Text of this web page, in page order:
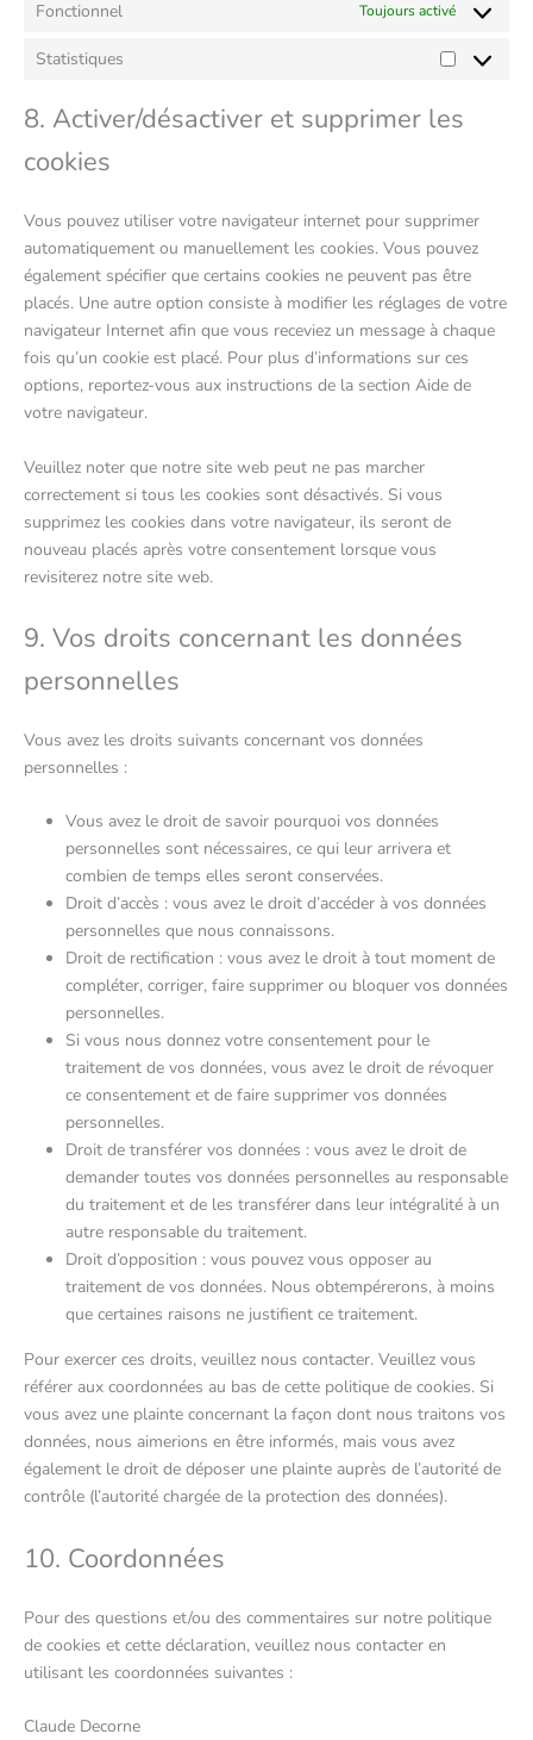
Fonctionnel Toujours activé
Statistiques
8. Activer/désactiver et supprimer les
cookies
Vous pouvez utiliser votre navigateur internet pour supprimer
automatiquement ou manuellement les cookies. Vous pouvez
également spécifier que certains cookies ne peuvent pas être
placés. Une autre option consiste à modifier les réglages de votre
navigateur Internet afin que vous receviez un message à chaque
fois qu’un cookie est placé. Pour plus d’informations sur ces
options, reportez-vous aux instructions de la section Aide de
votre navigateur.
Veuillez noter que notre site web peut ne pas marcher
correctement si tous les cookies sont désactivés. Si vous
supprimez les cookies dans votre navigateur, ils seront de
nouveau placés après votre consentement lorsque vous
revisiterez notre site web.
9. Vos droits concernant les données
personnelles
Vous avez les droits suivants concernant vos données
personnelles :
Vous avez le droit de savoir pourquoi vos données
personnelles sont nécessaires, ce qui leur arrivera et
combien de temps elles seront conservées.
Droit d’accès : vous avez le droit d’accéder à vos données
personnelles que nous connaissons.
Droit de rectification : vous avez le droit à tout moment de
compléter, corriger, faire supprimer ou bloquer vos données
personnelles.
Si vous nous donnez votre consentement pour le
traitement de vos données, vous avez le droit de révoquer
ce consentement et de faire supprimer vos données
personnelles.
Droit de transférer vos données : vous avez le droit de
demander toutes vos données personnelles au responsable
du traitement et de les transférer dans leur intégralité à un
autre responsable du traitement.
Droit d’opposition : vous pouvez vous opposer au
traitement de vos données. Nous obtempérerons, à moins
que certaines raisons ne justifient ce traitement.
Pour exercer ces droits, veuillez nous contacter. Veuillez vous
référer aux coordonnées au bas de cette politique de cookies. Si
vous avez une plainte concernant la façon dont nous traitons vos
données, nous aimerions en être informés, mais vous avez
également le droit de déposer une plainte auprès de l’autorité de
contrôle (l’autorité chargée de la protection des données).
10. Coordonnées
Pour des questions et/ou des commentaires sur notre politique
de cookies et cette déclaration, veuillez nous contacter en
utilisant les coordonnées suivantes :
Claude Decorne